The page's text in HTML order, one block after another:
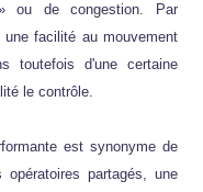
ou de congestion. Par
facilité au mouvement
toutefois d'une certaine
le contrôle.
est synonyme de
partagés, une